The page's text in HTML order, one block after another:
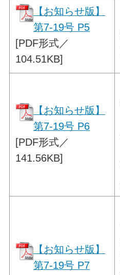
【お知らせ版】
第7-19号 P5
[PDF形式／
104.51KB]
【お知らせ版】
第7-19号 P6
[PDF形式／
141.56KB]
【お知らせ版】
第7-19号 P7